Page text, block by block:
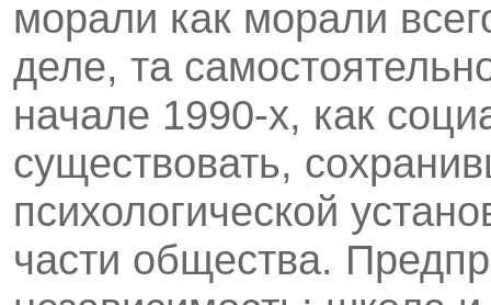
морали как морали
деле, та
начале 1990-х, как
существовать,
психологической
части общества.